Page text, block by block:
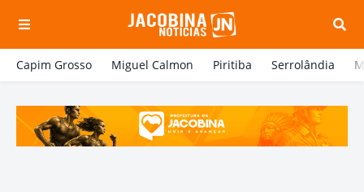
Capim Grosso Miguel Calmon Piritiba Serrolândia